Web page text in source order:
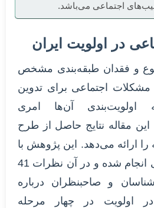
اجتماعی می‌باشد.
در اولویت ایران
و فقدان طبقه‌بندی مشخص
مشکلات اجتماعی برای تدوین
اولویت‌بندی آن‌ها امری
این مقاله نتایج حاصل از طرح
ارائه می‌دهد. این پژوهش با
استفاده از روش دلفی انجام شده و در آن نظرات 41
و صاحبنظران درباره
اولویت در چهار مرحله